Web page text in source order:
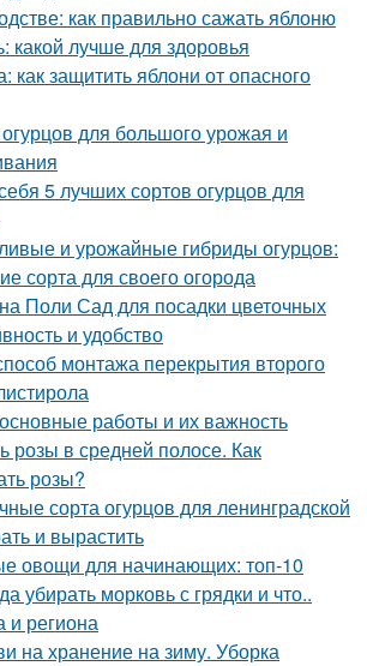
как правильно сажать яблоню
какой лучше для здоровья
как защитить яблони от опасного
для большого урожая и
5 лучших сортов огурцов для
и урожайные гибриды огурцов:
сорта для своего огорода
Поли Сад для посадки цветочных
и удобство
монтажа перекрытия второго
работы и их важность
розы в средней полосе. Как
розы?
сорта огурцов для ленинградской
и вырастить
овощи для начинающих: топ-10
убирать морковь с грядки и что..
и региона
на хранение на зиму. Уборка